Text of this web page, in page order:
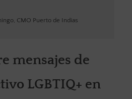
CMO Puerto de Indias
mensajes de
LGBTIQ+ en